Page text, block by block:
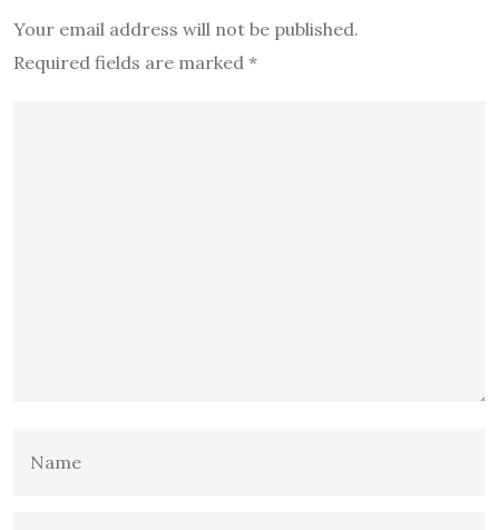
Your email address will not be published.
Required fields are marked *